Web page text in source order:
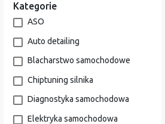
Kategorie
ASO
Auto detailing
Blacharstwo samochodowe
Chiptuning silnika
Diagnostyka samochodowa
Elektryka samochodowa